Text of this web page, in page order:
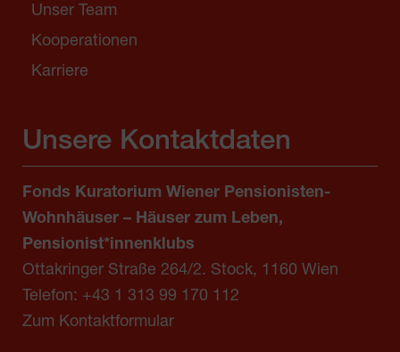
Unser Team
Kooperationen
Karriere
Unsere Kontaktdaten
Fonds Kuratorium Wiener Pensionisten-
Wohnhäuser – Häuser zum Leben,
Pensionist*innenklubs
Ottakringer Straße 264/2. Stock, 1160 Wien
Telefon: +43 1 313 99 170 112
Zum Kontaktformular